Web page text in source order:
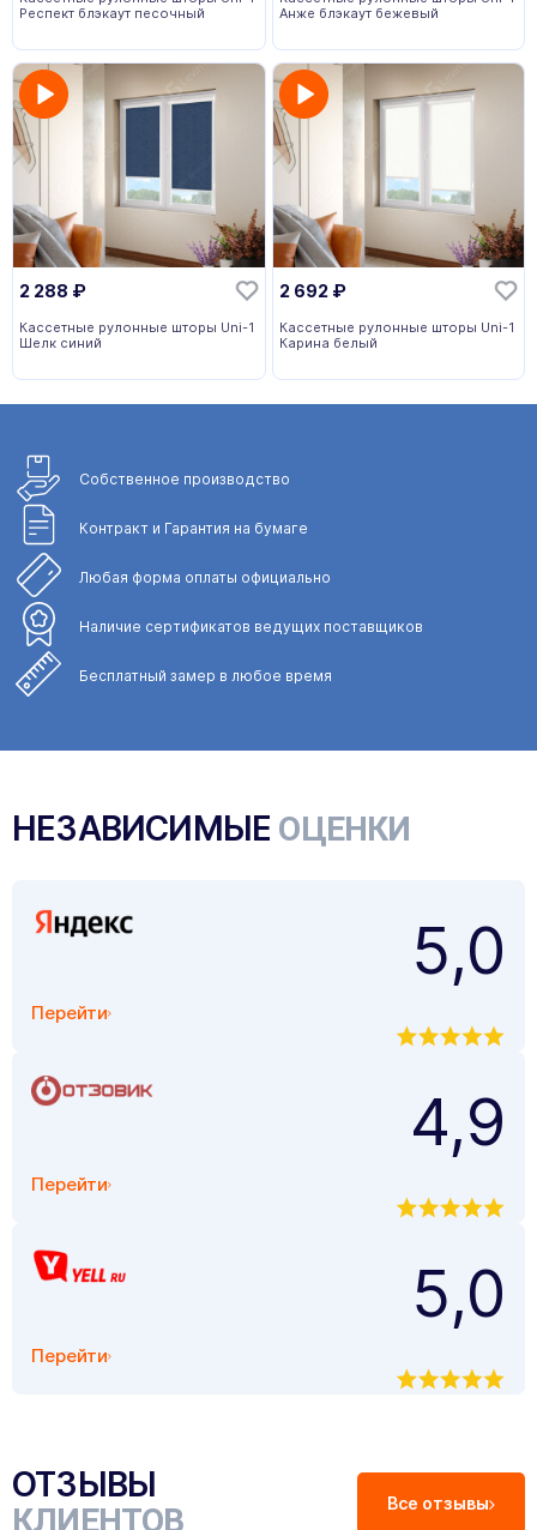
Респект блэкаут песочный
Анже блэкаут бежевый
2 288 ₽
Кассетные рулонные шторы Uni-1
Шелк синий
2 692 ₽
Кассетные рулонные шторы Uni-1
Карина белый
Собственное производство
Контракт и Гарантия на бумаге
Любая форма оплаты официально
Наличие сертификатов ведущих поставщиков
Бесплатный замер в любое время
НЕЗАВИСИМЫЕ ОЦЕНКИ
Перейти
5,0
Перейти
4,9
Перейти
5,0
ОТЗЫВЫ
КЛИЕНТОВ Все отзывы